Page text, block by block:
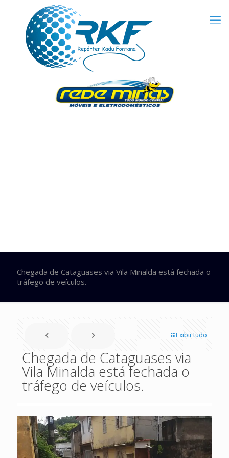
Chegada de Cataguases via Vila Minalda está fechada o
tráfego de veículos.
Exibir tudo
Chegada de Cataguases via
Vila Minalda está fechada o
tráfego de veículos.